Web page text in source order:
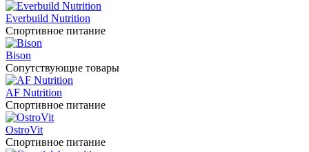
Everbuild Nutrition
Спортивное питание
Bison
Сопутствующие товары
AF Nutrition
Спортивное питание
OstroVit
Спортивное питание